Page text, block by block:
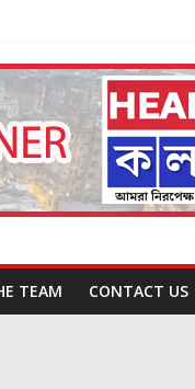
TEAM CONTACT US